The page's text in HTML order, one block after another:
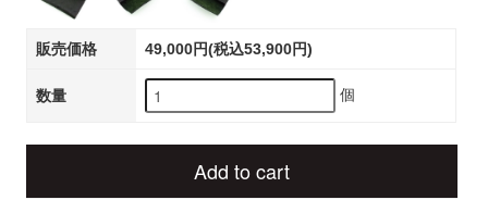
販売価格 49,000円(税込53,900円)
数量 個
Add to cart